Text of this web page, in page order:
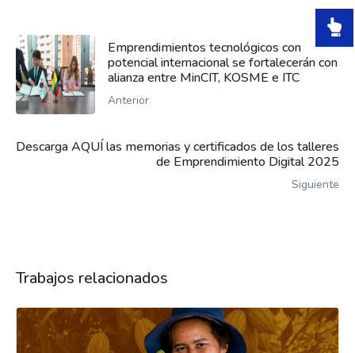
Emprendimientos tecnológicos con
potencial internacional se fortalecerán con
alianza entre MinCIT, KOSME e ITC
Anterior
Descarga AQUÍ las memorias y certificados de los talleres
de Emprendimiento Digital 2025
Siguiente
Trabajos relacionados